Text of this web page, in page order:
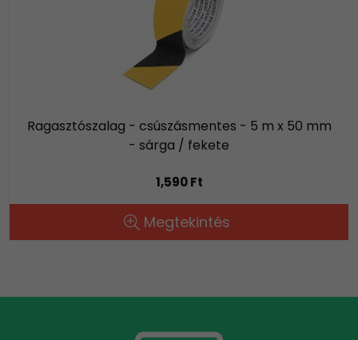
Ragasztószalag - csúszásmentes - 5 m x 50 mm
- sárga / fekete
1,590 Ft
Megtekintés